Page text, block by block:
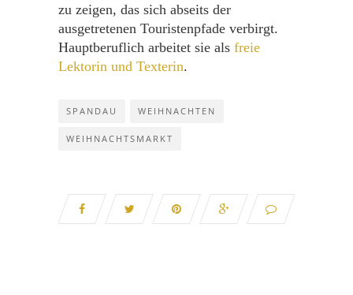
zu zeigen, das sich abseits der
ausgetretenen Touristenpfade verbirgt.
Hauptberuflich arbeitet sie als freie
Lektorin und Texterin.
SPANDAU WEIHNACHTEN
WEIHNACHTSMARKT